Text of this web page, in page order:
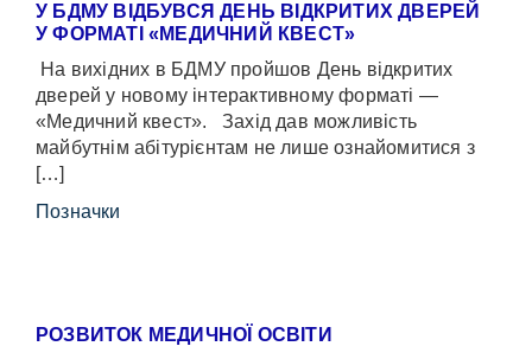
У БДМУ ВІДБУВСЯ ДЕНЬ ВІДКРИТИХ ДВЕРЕЙ
У ФОРМАТІ «МЕДИЧНИЙ КВЕСТ»
На вихідних в БДМУ пройшов День відкритих
дверей у новому інтерактивному форматі —
«Медичний квест». Захід дав можливість
майбутнім абітурієнтам не лише ознайомитися з
[…]
Позначки
РОЗВИТОК МЕДИЧНОЇ ОСВІТИ